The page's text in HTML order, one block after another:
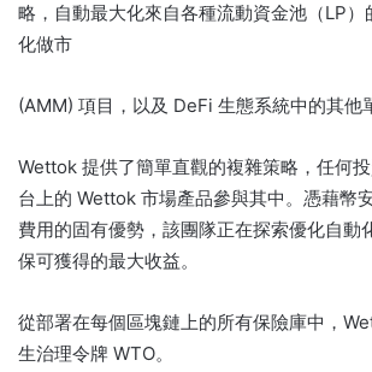
略，自動最大化來自各種流動資金池（LP）
化做市
(AMM) 項目，以及 DeFi 生態系統中的其他
Wettok 提供了簡單直觀的複雜策略，任何
台上的 Wettok 市場產品參與其中。 憑藉幣
費用的固有優勢，該團隊正在探索優化自動
保可獲得的最大收益。
從部署在每個區塊鏈上的所有保險庫中，
生治理令牌 WTO。